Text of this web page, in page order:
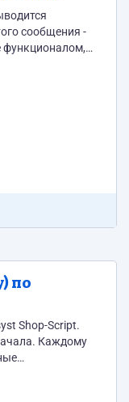
сообщения -
функционалом,
как там их
по
Script и
дизайн
Shop-Script.
Каждому
сравнение